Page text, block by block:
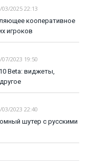
03/2025 22:13
кооперативное
игроков
07/2023 19:50
Beta: виджеты,
03/2023 22:40
шутер с русскими